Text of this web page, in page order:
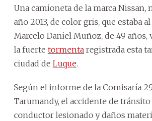
Una camioneta de la marca Nissan,
año 2013, de color gris, que estaba
Marcelo Daniel Muñoz, de 49 años,
la fuerte tormenta registrada esta
ciudad de Luque.
Según el informe de la Comisaría
Tarumandy, el accidente de tránsito
conductor lesionado y daños